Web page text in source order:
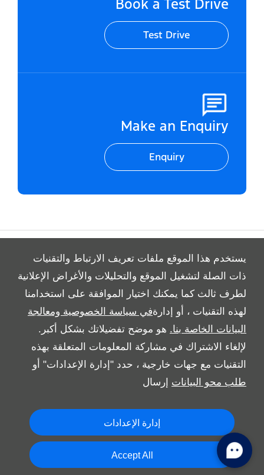
يستخدم هذا الموقع ملفات تعريف الارتباط والتقنيات
ذات الصلة لتشغيل الموقع والتحليلات والأغراض الإعلانية
لطرف ثالث كما يمكنك اختيار الموافقة على استخدامنا
لهذه التقنيات ، أو إدارةفي سياسة الخصوصية ومعالجة
البيانات الخاصة بنا. هو موضح تفضيلاتك بشكل أكبر.
لإلغاء الاشتراك في مشاركة المعلومات المتعلقة بهذه
التقنيات مع جهات خارجية ، حدد "إدارة الإعدادات" أو
طلب محو البيانات إرسال
إدارة الإعدادات
Accept All
Book a Test Drive
Test Drive
Make an Enquiry
Enquiry
All Rights Reserved
Follow Al Tayer Motors
Copyright © 2026 Al Tayer Motors